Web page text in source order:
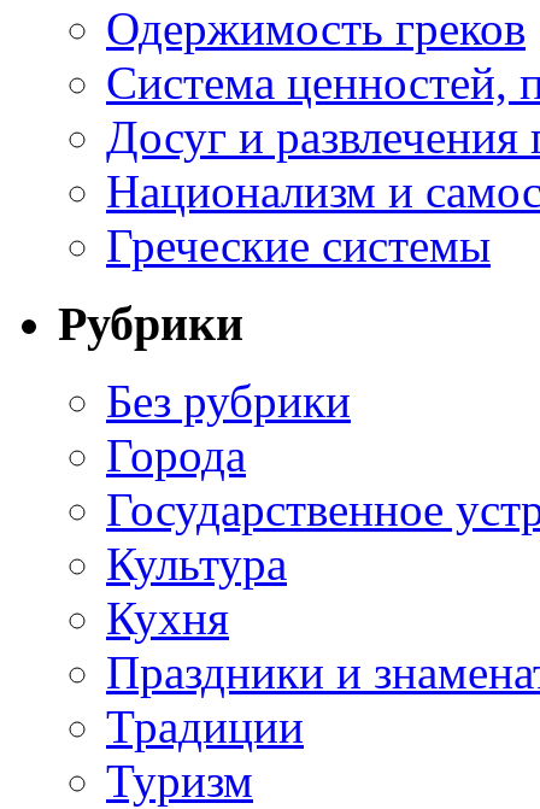
Одержимость греков
Система ценностей,
Досуг и развлечения
Национализм и
Греческие системы
Рубрики
Без рубрики
Города
Государственное
Культура
Кухня
Праздники и
Традиции
Туризм